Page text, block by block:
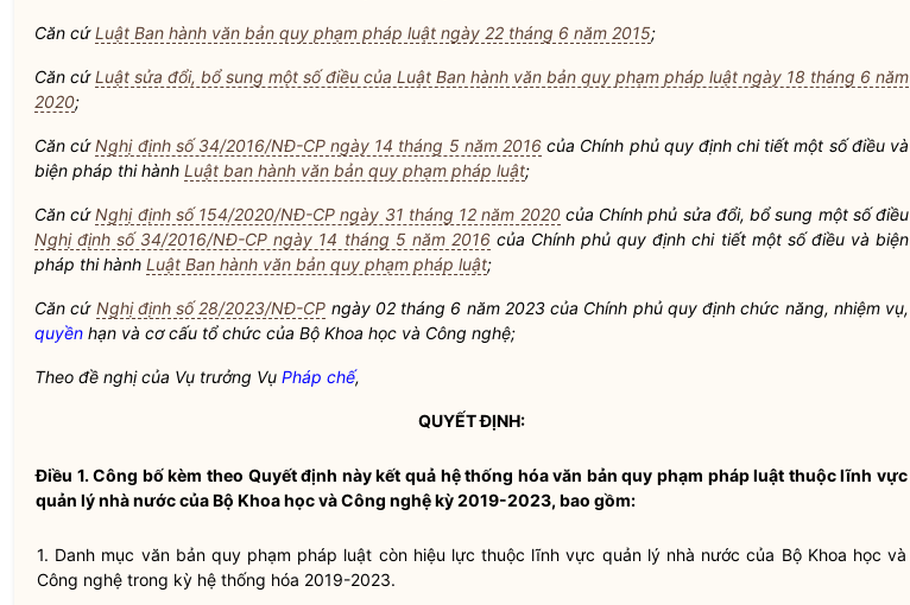
Căn cứLuật Ban hành văn bản quy phạm pháp luật ngày 22 tháng 6 năm 2015;
Căn cứLuật sửa đổi, bổ sung một số điều của Luật Ban hành văn bản quy phạm pháp luật ngày 18 tháng 6 năm
2020;
Căn cứNghị định số 34/2016/NĐ-CP ngày 14 tháng 5 năm 2016 của Chính phủ quy định chi tiết một số điều và
biện pháp thi hành Luật ban hành văn bản quy phạm pháp luật;
Căn cứNghị định số 154/2020/NĐ-CP ngày 31 tháng 12 năm 2020của Chính phủ sửa đổi, bổ sung một số điều
Nghị định số 34/2016/NĐ-CP ngày 14 tháng 5 năm 2016của Chính phủ quy định chi tiết một số điều và biện
pháp thi hành Luật Ban hành văn bản quy phạm pháp luật;
Căn cứ Nghị định số 28/2023/NĐ-CP ngày 02 tháng 6 năm 2023 của Chính phủ quy định chức năng, nhiệm vụ,
quyền hạn và cơ cấu tổ chức của Bộ Khoa học và Công nghệ;
Theo đề nghị của Vụ trưởng Vụ Pháp chế,
QUYẾT ĐỊNH:
Điều 1.Công bố kèm theo Quyết định này kết quả hệ thống hóa văn bản quy phạm pháp luật thuộc lĩnh vực
quản lý nhà nướccủaBộ Khoa học và Công nghệkỳ 2019-2023, bao gồm:
1. Danh mục văn bản quy phạm pháp luật còn hiệu lực thuộc lĩnh vực quản lý nhà nước của Bộ Khoa học và
Công nghệ trong kỳ hệ thống hóa 2019-2023.